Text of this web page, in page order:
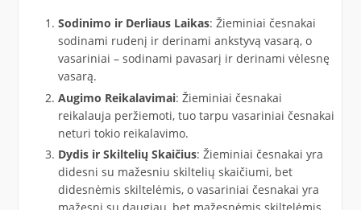
Sodinimo ir Derliaus Laikas: Žieminiai česnakai
sodinami rudenį ir derinami ankstyvą vasarą, o
vasariniai – sodinami pavasarį ir derinami vėlesnę
vasarą.
Augimo Reikalavimai: Žieminiai česnakai
reikalauja peržiemoti, tuo tarpu vasariniai česnakai
neturi tokio reikalavimo.
Dydis ir Skiltelių Skaičius: Žieminiai česnakai yra
didesni su mažesniu skiltelių skaičiumi, bet
didesnėmis skiltelėmis, o vasariniai česnakai yra